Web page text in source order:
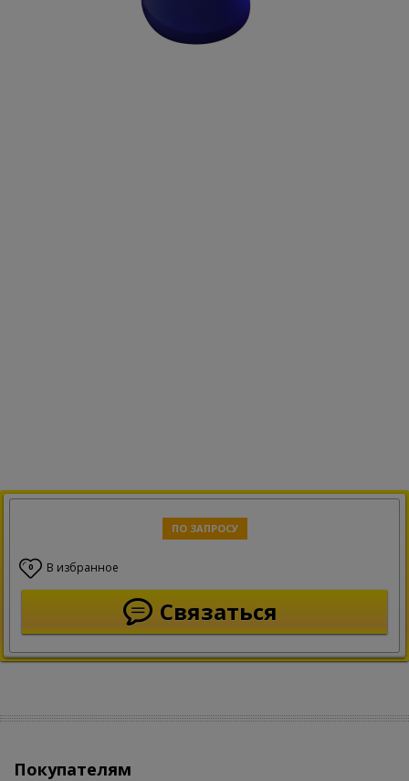
ПО ЗАПРОСУ
0 В избранное
Связаться
Покупателям